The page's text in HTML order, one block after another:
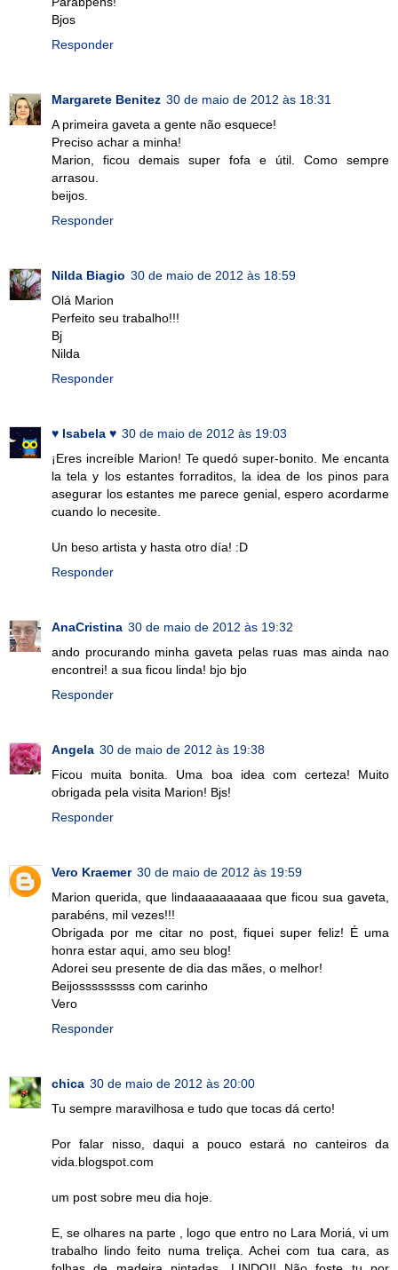
Bjos
Responder
Margarete Benitez 30 de maio de 2012 às 18:31
A primeira gaveta a gente não esquece!
Preciso achar a minha!
Marion, ficou demais super fofa e útil. Como sempre
arrasou.
beijos.
Responder
Nilda Biagio 30 de maio de 2012 às 18:59
Olá Marion
Perfeito seu trabalho!!!
Bj
Nilda
Responder
♥ Isabela ♥ 30 de maio de 2012 às 19:03
¡Eres increíble Marion! Te quedó super-bonito. Me encanta
la tela y los estantes forraditos, la idea de los pinos para
asegurar los estantes me parece genial, espero acordarme
cuando lo necesite.
Un beso artista y hasta otro día! :D
Responder
AnaCristina 30 de maio de 2012 às 19:32
ando procurando minha gaveta pelas ruas mas ainda nao
encontrei! a sua ficou linda! bjo bjo
Responder
Angela 30 de maio de 2012 às 19:38
Ficou muita bonita. Uma boa idea com certeza! Muito
obrigada pela visita Marion! Bjs!
Responder
Vero Kraemer 30 de maio de 2012 às 19:59
Marion querida, que lindaaaaaaaaaa que ficou sua gaveta,
parabéns, mil vezes!!!
Obrigada por me citar no post, fiquei super feliz! É uma
honra estar aqui, amo seu blog!
Adorei seu presente de dia das mães, o melhor!
Beijosssssssss com carinho
Vero
Responder
chica 30 de maio de 2012 às 20:00
Tu sempre maravilhosa e tudo que tocas dá certo!
Por falar nisso, daqui a pouco estará no canteiros da
vida.blogspot.com
um post sobre meu dia hoje.
E, se olhares na parte , logo que entro no Lara Moriá, vi um
trabalho lindo feito numa treliça. Achei com tua cara, as